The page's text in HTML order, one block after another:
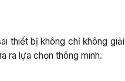
thiết bị không chỉ không giải
ra lựa chọn thông minh.